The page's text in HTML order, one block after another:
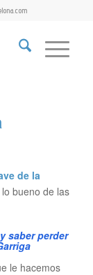
de la
bueno de las
saber perder
le hacemos